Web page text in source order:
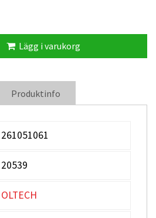
Lägg i varukorg
Produktinfo
261051061
20539
OLTECH